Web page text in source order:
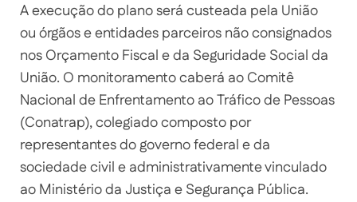
A execução do plano será custeada pela União
ou órgãos e entidades parceiros não consignados
nos Orçamento Fiscal e da Seguridade Social da
União. O monitoramento caberá ao Comitê
Nacional de Enfrentamento ao Tráfico de Pessoas
(Conatrap), colegiado composto por
representantes do governo federal e da
sociedade civil e administrativamente vinculado
ao Ministério da Justiça e Segurança Pública.